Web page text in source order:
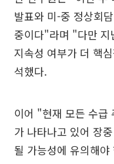
발표와 미-중 정상회
중이다"라며 "다만 지
지속성 여부가 더 핵
석했다.
이어 "현재 모든 수급
가 나타나고 있어 장
될 가능성에 유의해